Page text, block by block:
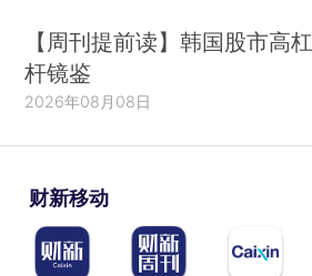
【周刊提前读】韩国股市高杠
杆镜鉴
2026年08月08日
财新移动